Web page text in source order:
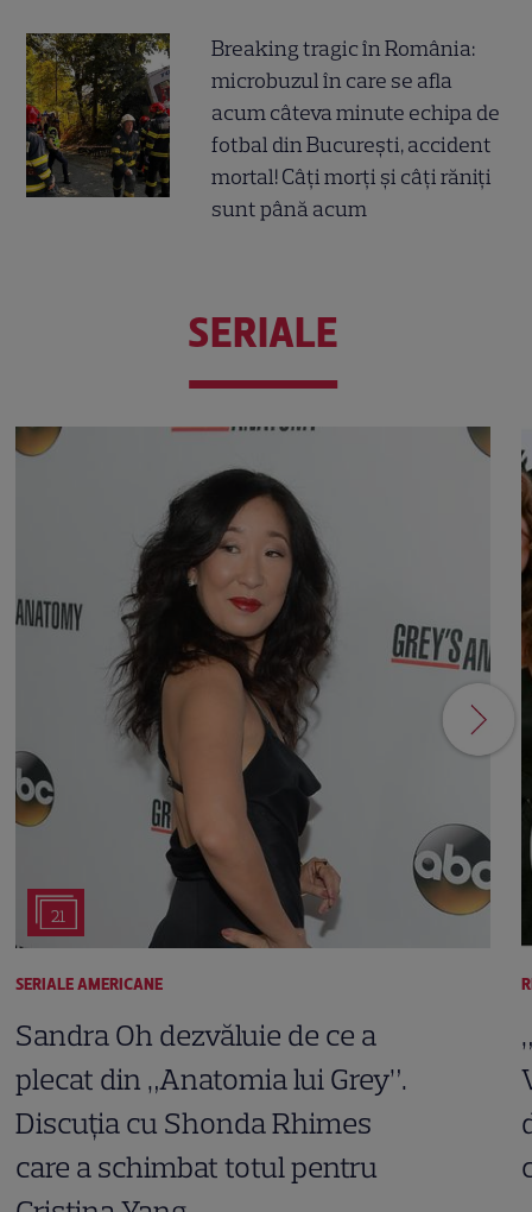
Breaking tragic în România:
microbuzul în care se afla
acum câteva minute echipa de
fotbal din București, accident
mortal! Câți morți și câți răniți
sunt până acum
SERIALE
21
SERIALE AMERICANE
Sandra Oh dezvăluie de ce a
plecat din „Anatomia lui Grey”.
Discuția cu Shonda Rhimes
care a schimbat totul pentru